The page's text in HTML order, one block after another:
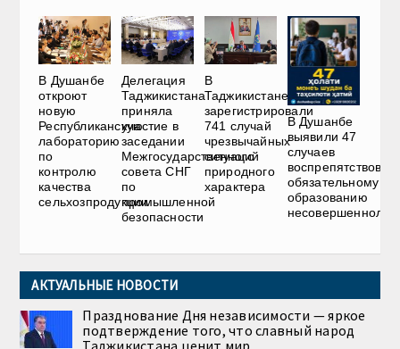
В Душанбе
откроют
новую
Республиканскую
лабораторию
по
контролю
качества
сельхозпродукции
Делегация
Таджикистана
приняла
участие в
заседании
Межгосударственного
совета СНГ
по
промышленной
безопасности
В
Таджикистане
зарегистрировали
741 случай
чрезвычайных
ситуаций
природного
характера
В Душанбе
выявили 47
случаев
обязательному
образованию
АКТУАЛЬНЫЕ НОВОСТИ
Празднование Дня независимости — яркое
подтверждение того, что славный народ